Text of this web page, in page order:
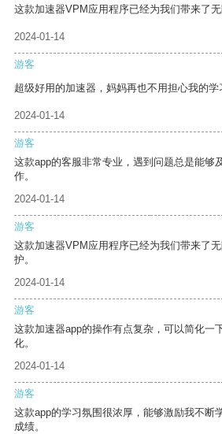
这款加速器VPM应用程序已经为我们带来了无
2024-01-14
游客
超级好用的加速器，妈妈再也不用担心我的学
2024-01-14
游客
这款app的客服非常专业，遇到问题总是能够
作。
2024-01-14
游客
这款加速器VPM应用程序已经为我们带来了
护。
2024-01-14
游客
这款加速器app的操作有点复杂，可以简化一
化。
2024-01-14
游客
这款app的学习氛围很浓厚，能够激励我不断
成绩。